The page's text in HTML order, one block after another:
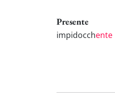
Presente
impidocchente